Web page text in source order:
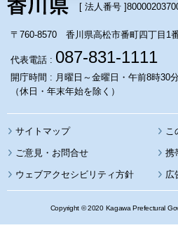
[ 法人番号 ]
〒760-8570 香川県高松市番町四丁目1
代表電話 : 087-831-1111
開庁時間 : 月曜日～金曜日・午前8時30
（休日・年末年始を除く）
サイトマップ こ
携
ウェブアクセシビリティ方針 広
Copyright © 2020 Kagawa Prefectural